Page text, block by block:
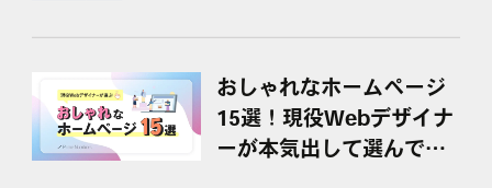
おしゃれなホームページ
15選！現役Webデザイナ
ーが本気出して選んでみ